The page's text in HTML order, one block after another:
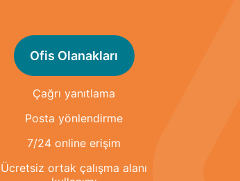
Ofis Olanakları
Çağrı yanıtlama
Posta yönlendirme
7/24 online erişim
Ücretsiz ortak çalışma alanı